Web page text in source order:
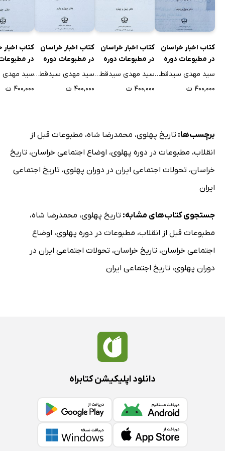
پاسخ به «راجع به عملیات شوم رضا انصاری....»
اعلان مناقصه باربری چوب از مشهد تا معدن چشمه گل
شکایت مرتضی لنکرانی راجع به اسبش
شکایت قالیباف‌ها
رأی دادگاه محاکمه شهدوست و مدیر آزادی
پاسخی به تلگراف اخیر چند نفر قالیباف
حریق بازار سرشور
بیمارستان شاهرضا؛ بهترین مؤسسه از نظر انسانیت
در اطراف بیانیه منتشره هیئت سادات رضوی
آگهی مناقصه دوخت لباس مأمورین رفت و روب شهرداری
چاپخانه طوس نبوده
راجع به از بین بردن تریاک در درجز و تربت
آگهی خرید محصول پنبه استان نهم
راجع به تعویق انتخابات
خلاصه آمار بنگاه‌های خیریه آستان قدس در مردادم ماه 1322
کتاب اخبار خراسان
در مطبوعات دوره
محمدرضا شاه
پنجم
سید مهدی سیدقطبی
۴۰۰,۰۰۰ ت
کتاب اخبار خراسان
در مطبوعات دوره
محمدرضا شاه
چهارم
سید مهدی سیدقطبی
۴۰۰,۰۰۰ ت
کتاب اخبار خراسان
در مطبوعات دوره
محمدرضا شاه
یکم
سید مهدی سیدقطبی
۴۰۰,۰۰۰ ت
کتاب
در
محمدرضا
۴۰۰,۰۰۰ ت
برچسب‌ها: تاریخ پهلوی، محمدرضا شاه، مطبوعات قبل از
انقلاب، مطبوعات در دوره پهلوی، اوضاع اجتماعی خراسان، تاریخ
خراسان، تحولات اجتماعی ایران در دوران پهلوی، تاریخ اجتماعی
ایران
جستجوی کتاب‌های مشابه: تاریخ پهلوی، محمدرضا شاه،
مطبوعات قبل از انقلاب، مطبوعات در دوره پهلوی، اوضاع
اجتماعی خراسان، تاریخ خراسان، تحولات اجتماعی ایران در
دوران پهلوی، تاریخ اجتماعی ایران
دانلود اپلیکیشن کتابراه